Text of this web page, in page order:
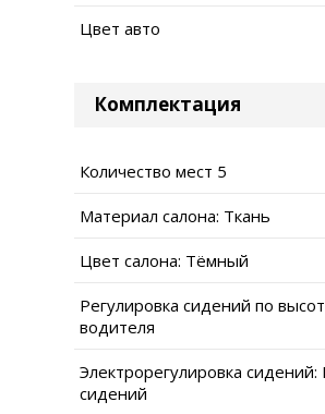
Цвет авто
Комплектация
Количество мест 5
Материал салона: Ткань
Цвет салона: Тёмный
Регулировка сидений по
водителя
Электрорегулировка
сидений